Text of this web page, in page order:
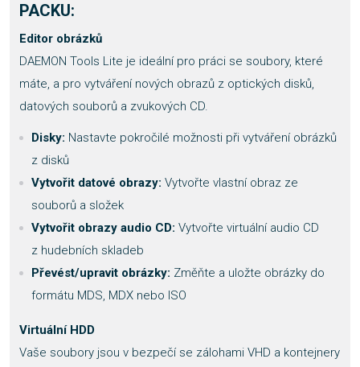
PACKU:
Editor obrázků
DAEMON Tools Lite je ideální pro práci se soubory, které
máte, a pro vytváření nových obrazů z optických disků,
datových souborů a zvukových CD.
Disky: Nastavte pokročilé možnosti při vytváření obrázků
z disků
Vytvořit datové obrazy: Vytvořte vlastní obraz ze
souborů a složek
Vytvořit obrazy audio CD: Vytvořte virtuální audio CD
z hudebních skladeb
Převést/upravit obrázky: Změňte a uložte obrázky do
formátu MDS, MDX nebo ISO
Virtuální HDD
Vaše soubory jsou v bezpečí se zálohami VHD a kontejnery